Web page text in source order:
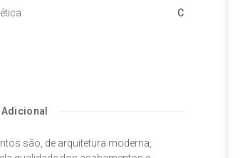
C
são, de arquitetura moderna,